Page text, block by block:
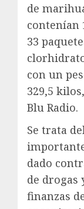
de
contenían
33
con un
329,5
Blu Radio.
Se trata
dado
de drogas
finanzas